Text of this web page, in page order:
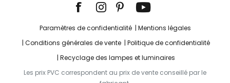
Paramètres de confidentialité
Mentions légales
Conditions générales de vente
Politique de confidentialité
Recyclage des lampes et luminaires
Les prix PVC correspondent au prix de vente conseillé par le